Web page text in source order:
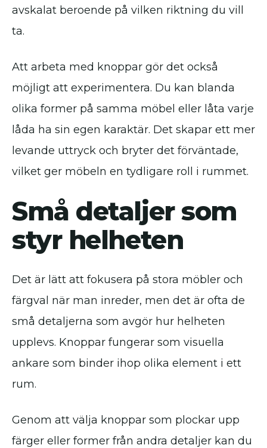
avskalat beroende på vilken riktning du vill
ta.
Att arbeta med knoppar gör det också
möjligt att experimentera. Du kan blanda
olika former på samma möbel eller låta varje
låda ha sin egen karaktär. Det skapar ett mer
levande uttryck och bryter det förväntade,
vilket ger möbeln en tydligare roll i rummet.
Små detaljer som
styr helheten
Det är lätt att fokusera på stora möbler och
färgval när man inreder, men det är ofta de
små detaljerna som avgör hur helheten
upplevs. Knoppar fungerar som visuella
ankare som binder ihop olika element i ett
rum.
Genom att välja knoppar som plockar upp
färger eller former från andra detaljer kan du